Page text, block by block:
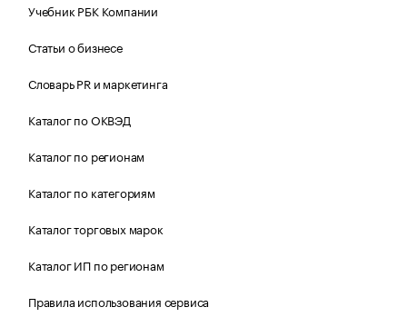
Учебник РБК Компании
Статьи о бизнесе
Словарь PR и маркетинга
Каталог по ОКВЭД
Каталог по регионам
Каталог по категориям
Каталог торговых марок
Каталог ИП по регионам
Правила использования сервиса